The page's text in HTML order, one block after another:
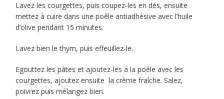
Lavez les courgettes, puis coupez-les en dés, ensuite
mettez à cuire dans une poêle antiadhésive avec l’huile
d’olive pendant 15 minutes.
Lavez bien le thym, puis effeuillez-le.
Egouttez les pâtes et ajoutez-les à la poêle avec les
courgettes, ajoutez ensuite la crème fraîche. Salez,
poivrez puis mélangez bien.